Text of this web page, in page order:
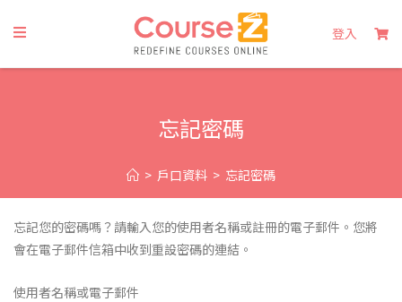
登入
忘記密碼
> 戶口資料 > 忘記密碼
忘記您的密碼嗎？請輸入您的使用者名稱或註冊的電子郵件。您將
會在電子郵件信箱中收到重設密碼的連結。
使用者名稱或電子郵件